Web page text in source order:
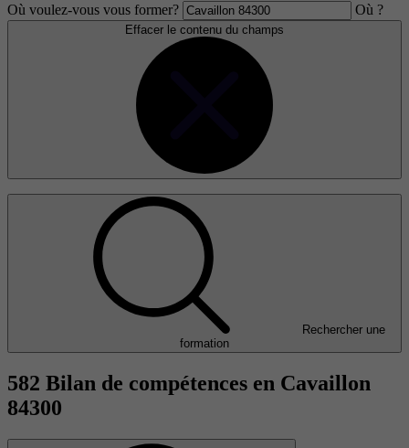
Où voulez-vous vous former? Où ?
Effacer le contenu du champs
Rechercher une
formation
582 Bilan de compétences en Cavaillon
84300